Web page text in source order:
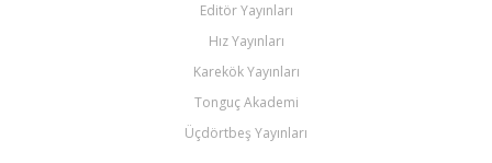
Editör Yayınları
Hız Yayınları
Karekök Yayınları
Tonguç Akademi
Üçdörtbeş Yayınları